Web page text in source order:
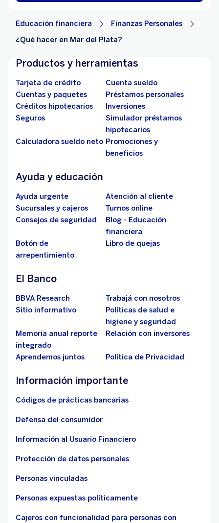
Educación financiera
Finanzas Personales
¿Qué hacer en Mar del Plata?
Productos y herramientas
Tarjeta de crédito
Cuenta sueldo
Cuentas y paquetes
Préstamos personales
Créditos hipotecarios
Inversiones
Seguros
Simulador préstamos
hipotecarios
Calculadora sueldo neto Promociones y
beneficios
Ayuda y educación
Ayuda urgente
Atención al cliente
Sucursales y cajeros
Turnos online
Consejos de seguridad
Blog - Educación
financiera
Botón de
arrepentimiento
Libro de quejas
El Banco
BBVA Research
Trabajá con nosotros
Sitio informativo
Políticas de salud e
higiene y seguridad
Memoria anual reporte
integrado
Relación con inversores
Aprendemos juntos Política de Privacidad
Información importante
Códigos de prácticas bancarias
Defensa del consumidor
Información al Usuario Financiero
Protección de datos personales
Personas vinculadas
Personas expuestas políticamente
Cajeros con funcionalidad para personas con